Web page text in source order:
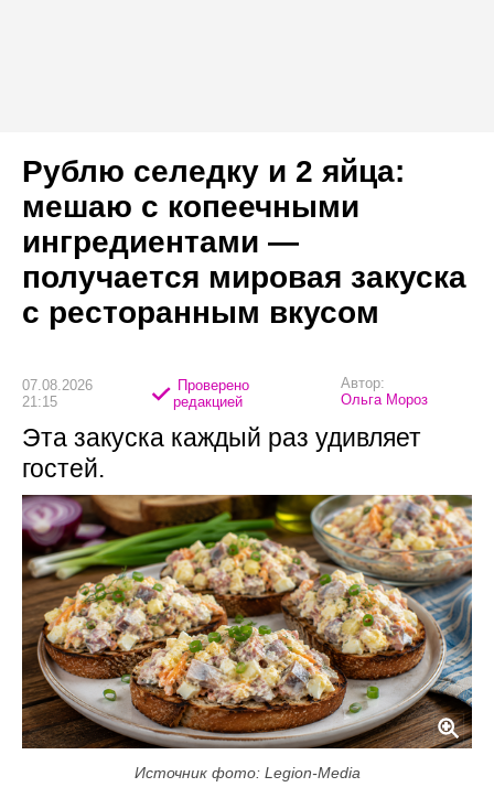
Рублю селедку и 2 яйца:
мешаю с копеечными
ингредиентами —
получается мировая закуска
с ресторанным вкусом
07.08.2026
21:15
Проверено
редакцией
Автор:
Ольга Мороз
Эта закуска каждый раз удивляет
гостей.
Источник фото: Legion-Media